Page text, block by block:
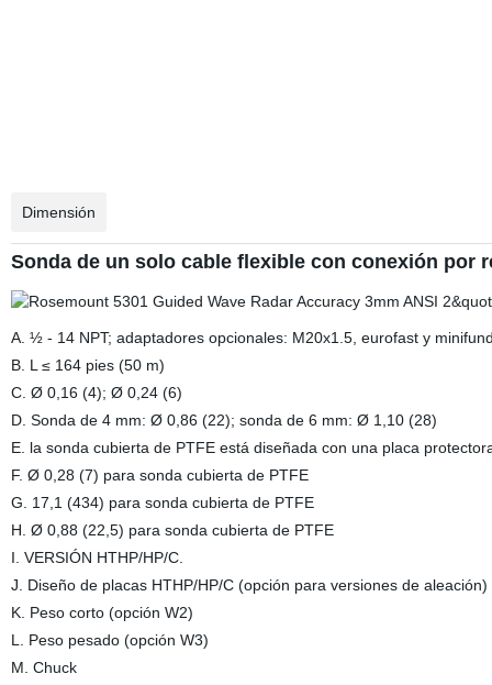
Dimensión
Sonda de un solo cable flexible con conexión por
A. ½ - 14 NPT; adaptadores opcionales: M20x1.5, eurofast y
B. L ≤ 164 pies (50 m)
C. Ø 0,16 (4); Ø 0,24 (6)
D. Sonda de 4 mm: Ø 0,86 (22); sonda de 6 mm: Ø 1,10 (28)
E. la sonda cubierta de PTFE está diseñada con una placa
F. Ø 0,28 (7) para sonda cubierta de PTFE
G. 17,1 (434) para sonda cubierta de PTFE
H. Ø 0,88 (22,5) para sonda cubierta de PTFE
I. VERSIÓN HTHP/HP/C.
J. Diseño de placas HTHP/HP/C (opción para versiones de aleación)
K. Peso corto (opción W2)
L. Peso pesado (opción W3)
M. Chuck